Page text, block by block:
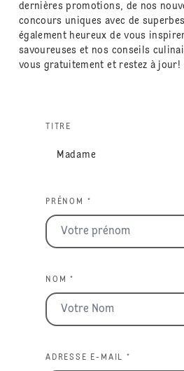
dernières promotions, de nos
concours uniques avec de
également heureux de vous
savoureuses et nos conseils
vous gratuitement et restez à jour!
TITRE
PRÉNOM *
NOM *
ADRESSE E-MAIL *